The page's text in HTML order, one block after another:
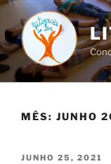
Saltar
para
o
conteúdo
MÊS: JUNHO
PUBLICADO
JUNHO 25, 2021